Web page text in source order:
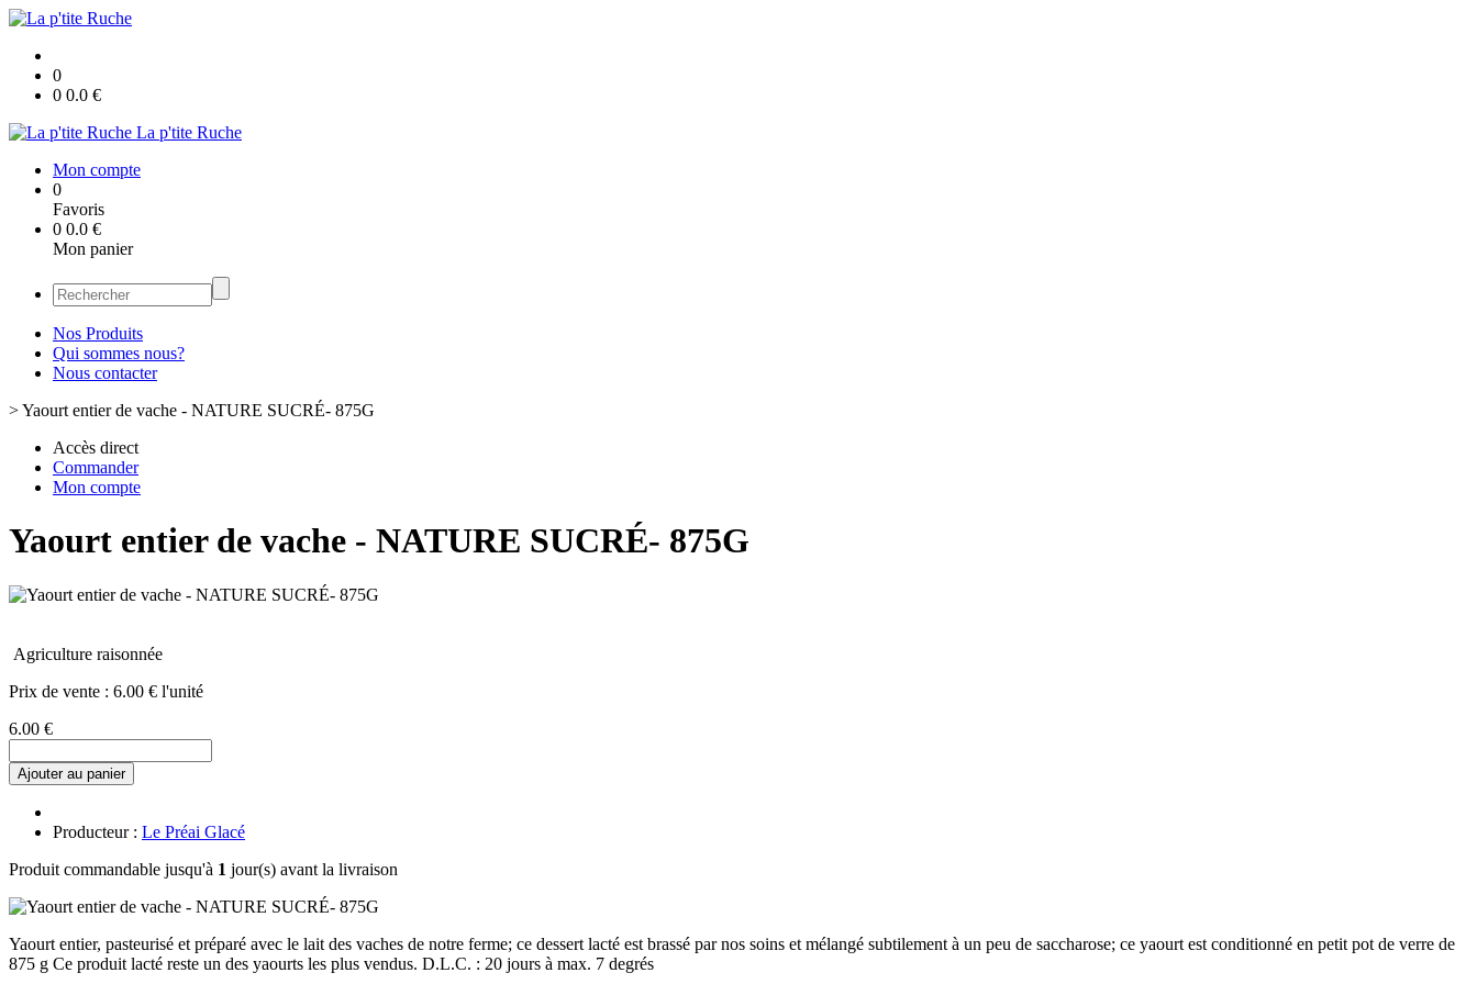
0
0 0.0 €
La p'tite Ruche
Mon compte
0
Favoris
0 0.0 €
Mon panier
Nos Produits
Qui sommes nous?
Nous contacter
>Yaourt entier de vache - NATURE SUCRÉ- 875G
Accès direct
Commander
Mon compte
Yaourt entier de vache - NATURE SUCRÉ- 875G
Agriculture raisonnée
Prix de vente : 6.00 € l'unité
6.00 €
Ajouter au panier
Producteur : Le Préai Glacé
Produit commandable jusqu'à 1 jour(s) avant la livraison
Yaourt entier, pasteurisé et préparé avec le lait des vaches de notre ferme; ce dessert lacté est brassé par nos soins et mélangé subtilement à un peu de saccharose; ce yaourt est conditionné en petit pot de verre de
875 g Ce produit lacté reste un des yaourts les plus vendus. D.L.C. : 20 jours à max. 7 degrés